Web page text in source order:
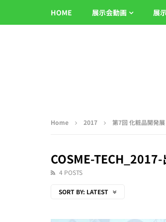
HOME 展示会動画 展
Home 2017 第7回 化粧品開発展
COSME-
4 POSTS
SORT BY: LATEST